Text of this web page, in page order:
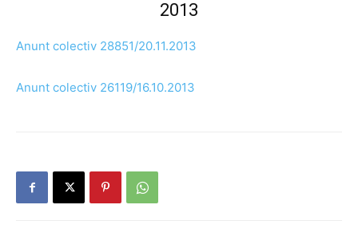
2013
Anunt colectiv 28851/20.11.2013
Anunt colectiv 26119/16.10.2013